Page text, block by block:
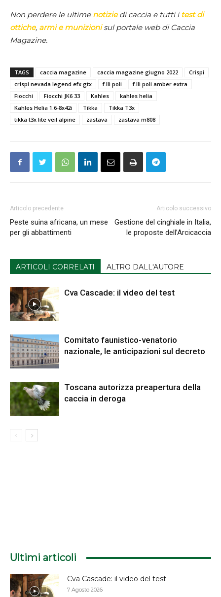
Non perdere le ultime notiziedi caccia e tutti i test di
ottiche, armi e munizionisul portale web di Caccia
Magazine.
TAGS caccia magazine caccia magazine giugno 2022
Crispi
crispi nevada legend efx gtx
f.lli poli
f.lli poli amber extra
Fiocchi
Fiocchi JK6 33 Kahles
kahles helia
Kahles Helia 1.6-8x42i
Tikka
Tikka T3x
tikka t3x lite veil alpine
zastava zastava m808
Articolo precedente
Peste suina africana, un mese
per gli abbattimenti
Articolo successivo
Gestione del cinghiale in Italia,
le proposte dell’Arcicaccia
ARTICOLI CORRELATI ALTRO DALL'AUTORE
Cva Cascade: il video del test
Comitato faunistico-venatorio
nazionale, le anticipazioni sul decreto
Toscana autorizza preapertura della
caccia in deroga
Ultimi articoli
Cva Cascade: il video del test
7 Agosto 2026